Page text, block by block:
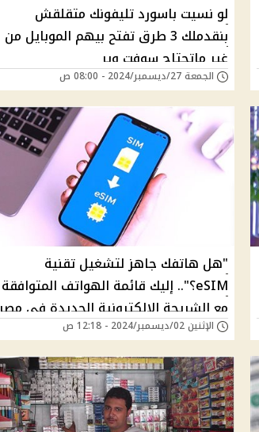
لو نسيت باسورد تليفونك متقلقش
بنقدملك 3 طرق تفتح بيهم الموبايل من
غير ماتحتاج سوفت وير
الجمعة 27/ديسمبر/2024 - 08:00 ص
"هل هاتفك جاهز لتشغيل تقنية
eSIM؟".. إليك قائمة الهواتف المتوافقة
مع الشريحة الإلكترونية الجديدة في مصر
الإثنين 02/ديسمبر/2024 - 12:18 ص